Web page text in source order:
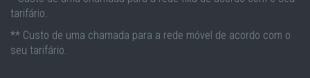
tarifário.
** Custo de uma chamada para a rede móvel de acordo com o
seu tarifário.